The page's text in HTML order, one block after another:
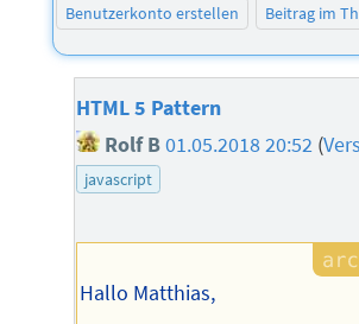
Benutzerkonto erstellen
Beitrag im
HTML 5 Pattern
Rolf B01.05.2018 20:52 (
javascript
Hallo Matthias,